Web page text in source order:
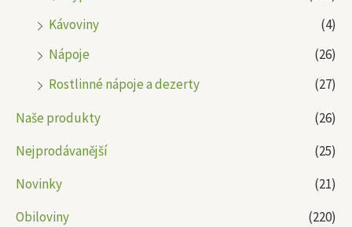
Kávoviny
(4)
Nápoje
(26)
Rostlinné nápoje a dezerty
(27)
Naše produkty
(26)
Nejprodávanější
(25)
Novinky
(21)
Obiloviny
(220)